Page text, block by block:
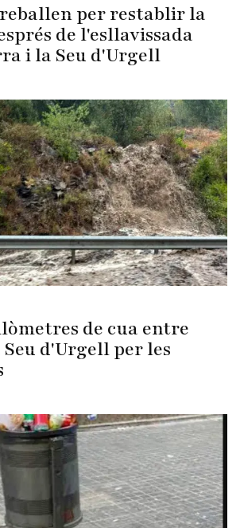
per restablir la
de l'esllavissada
i la Seu d'Urgell
de cua entre
d'Urgell per les